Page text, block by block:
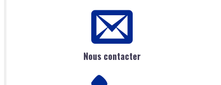
Nous contacter